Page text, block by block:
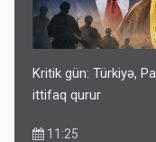
Kritik gün: Türkiyə,
ittifaq qurur
11:25